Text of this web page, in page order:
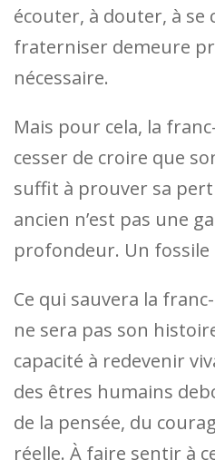
écouter, à douter, à se
fraterniser demeure
nécessaire.
Mais pour cela, la
cesser de croire que
suffit à prouver sa
ancien n’est pas une
profondeur. Un fossile
Ce qui sauvera la
ne sera pas son
capacité à redevenir
des êtres humains
de la pensée, du
réelle. À faire sentir à